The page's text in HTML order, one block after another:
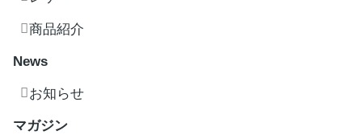
商品紹介
News
お知らせ
マガジン